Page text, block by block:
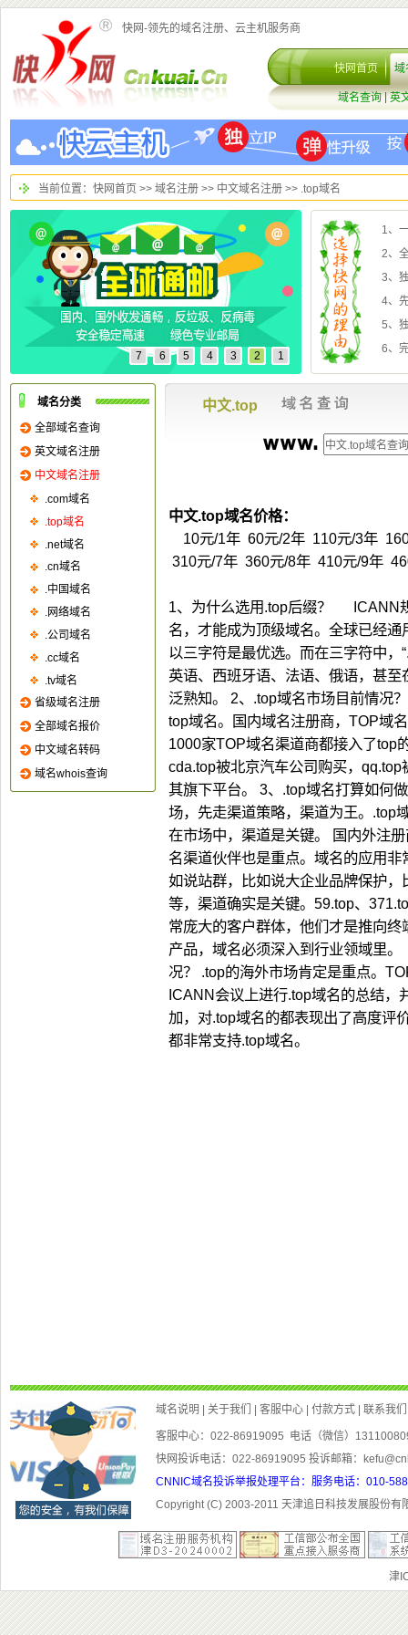
快网-领先的域名注册、云主机服务商
> > >> .top域名
2、
3、
4、
5、
6、
10元/1年 60元/2年 110元/3年
310元/7年 360元/8年 410元/9年
都非常支持.top域名
客服中心：022-86919095 电话（微信）
快网投诉电话：022-86919095 投诉邮箱：
CNNIC域名投诉举报处理平台：服务电话：010-
Copyright (C) 2003-201